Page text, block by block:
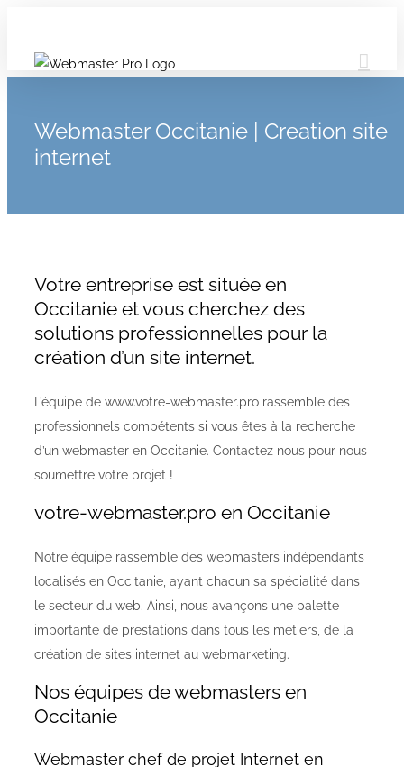
Webmaster Occitanie | Creation site
internet
Votre entreprise est située en
Occitanie et vous cherchez des
solutions professionnelles pour la
création d’un site internet.
L’équipe de www.votre-webmaster.pro rassemble des
professionnels compétents si vous êtes à la recherche
d’un webmaster en Occitanie. Contactez nous pour nous
soumettre votre projet !
votre-webmaster.pro en Occitanie
Notre équipe rassemble des webmasters indépendants
localisés en Occitanie, ayant chacun sa spécialité dans
le secteur du web. Ainsi, nous avançons une palette
importante de prestations dans tous les métiers, de la
création de sites internet au webmarketing.
Nos équipes de webmasters en
Occitanie
Webmaster chef de projet Internet en